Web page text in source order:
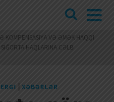
KOMPENSASIYA VƏ ƏMƏK HAQQI
HAQLARINA CƏLB
| XƏBƏRLƏR